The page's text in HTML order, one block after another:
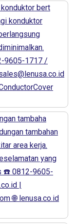
bert
tambaha